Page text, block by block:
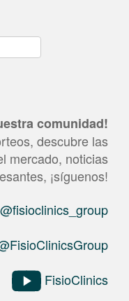
comunidad!
descubre las
mercado, noticias
¡síguenos!
@fisioclinics_group
FisioClinics